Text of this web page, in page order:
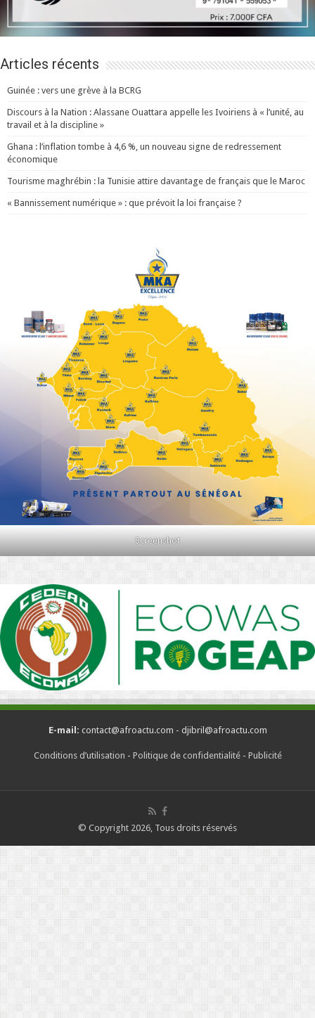
Articles récents
Guinée : vers une grève à la BCRG
Discours à la Nation : Alassane Ouattara appelle les Ivoiriens à « l’unité, au
travail et à la discipline »
Ghana : l’inflation tombe à 4,6 %, un nouveau signe de redressement
économique
Tourisme maghrébin : la Tunisie attire davantage de français que le Maroc
« Bannissement numérique » : que prévoit la loi française ?
Screenshot
E-mail: contact@afroactu.com - djibril@afroactu.com
Conditions d’utilisation - Politique de confidentialité- Publicité
© Copyright 2026, Tous droits réservés